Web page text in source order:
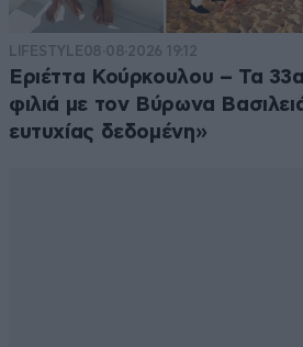
LIFESTYLE08·08·2026 19:12
Εριέττα Κούρκουλου – Τα
φιλιά με τον Βύρωνα
ευτυχίας δεδομένη»